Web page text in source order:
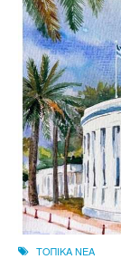
ΤΟΠΙΚΑ ΝΕΑ